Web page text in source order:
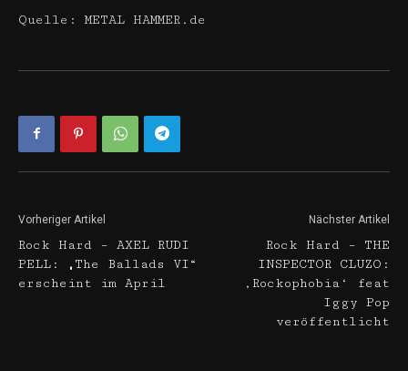
Quelle: METAL HAMMER.de
Vorheriger Artikel
Rock Hard – AXEL RUDI
PELL: „The Ballads VI“
erscheint im April
Nächster Artikel
Rock Hard – THE
INSPECTOR CLUZO:
‚Rockophobia‘ feat
Iggy Pop
veröffentlicht